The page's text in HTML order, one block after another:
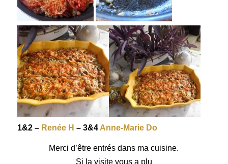
1&2 – Renée H – 3&4 Anne-Marie Do
Merci d’être entrés dans ma cuisine.
Si la visite vous a plu